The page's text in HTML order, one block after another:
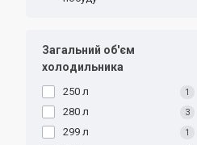
Загальний об'єм
холодильника
250 л 1
280 л 3
299 л 1